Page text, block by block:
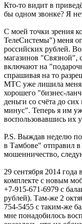
Кто-то видит в
бы одном звонке? Я
С моей точки
ТелеСистемы") меня
российских рублей.
магазинов "Связной",
включают на
спрашивая на то
МТС уже лишила меня
хорошего "бизнес-
деньги со счёта до
минус". Теперь я им
воспользовавшись их
P.S. Выждав неделю
в Тамбове" отправил в
мошенничество,
29 сентября 2014
комплекте с новым
+7-915-671-6979 с
рублей). Там-же 2
754-5455 с таким-же
мне понадобилось